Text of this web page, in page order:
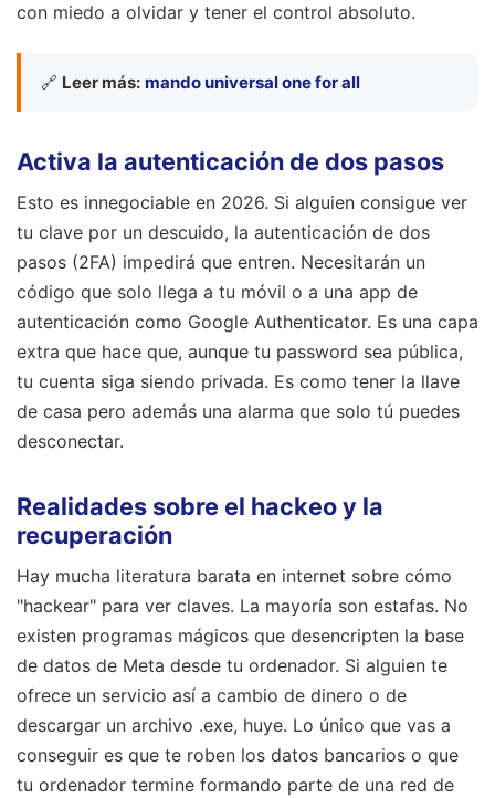
con miedo a olvidar y tener el control absoluto.
🔗 Leer más: mando universal one for all
Activa la autenticación de dos pasos
Esto es innegociable en 2026. Si alguien consigue ver
tu clave por un descuido, la autenticación de dos
pasos (2FA) impedirá que entren. Necesitarán un
código que solo llega a tu móvil o a una app de
autenticación como Google Authenticator. Es una capa
extra que hace que, aunque tu password sea pública,
tu cuenta siga siendo privada. Es como tener la llave
de casa pero además una alarma que solo tú puedes
desconectar.
Realidades sobre el hackeo y la
recuperación
Hay mucha literatura barata en internet sobre cómo
"hackear" para ver claves. La mayoría son estafas. No
existen programas mágicos que desencripten la base
de datos de Meta desde tu ordenador. Si alguien te
ofrece un servicio así a cambio de dinero o de
descargar un archivo .exe, huye. Lo único que vas a
conseguir es que te roben los datos bancarios o que
tu ordenador termine formando parte de una red de